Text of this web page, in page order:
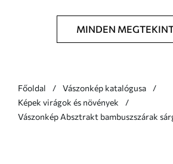
MINDEN
Főoldal
Vászonkép katalógusa
Képek virágok és növények
Vászonkép Absztrakt bambuszszárak sárga akcentussal,